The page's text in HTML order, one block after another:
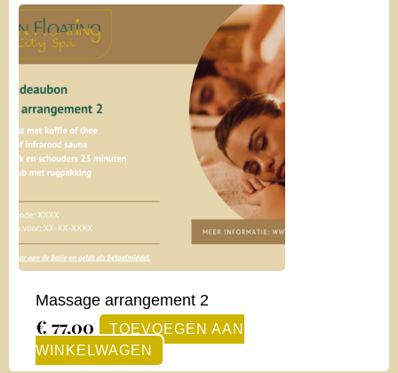
Massage arrangement 2
€ 77,00
TOEVOEGEN AAN
WINKELWAGEN